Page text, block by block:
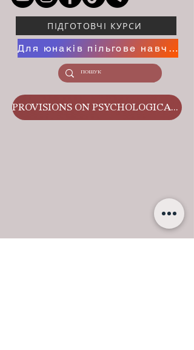
ПІДГОТОВЧІ КУРСИ
Для юнаків пільгове навчання
PROVISIONS ON PSYCHOLOGICAL SUPPORT OF THE EDUCATIONAL PROCESS